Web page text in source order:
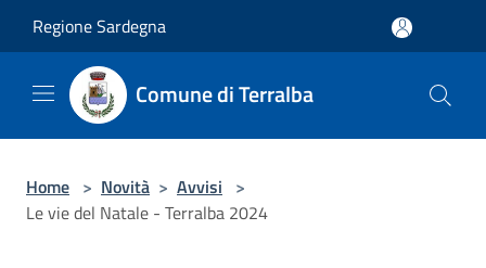
Regione Sardegna
Comune di Terralba
Home > Novità > Avvisi >
Le vie del Natale - Terralba 2024